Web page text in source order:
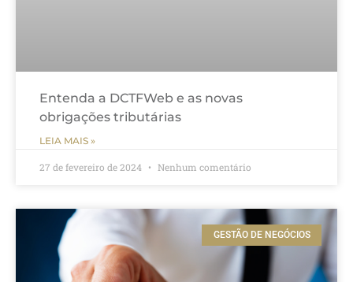
Entenda a DCTFWeb e as novas
obrigações tributárias
LEIA MAIS »
27 de fevereiro de 2024 Nenhum comentário
GESTÃO DE NEGÓCIOS